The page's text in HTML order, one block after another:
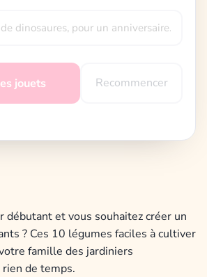
jouets Recommencer
débutant et vous souhaitez créer un
? Ces 10 légumes faciles à cultiver
famille des jardiniers
de temps.